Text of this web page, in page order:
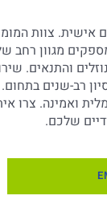
אישית. צוות
מגוון רחב
והתנאים.
רב-שנים
ואמינה. צרו
שלכם.